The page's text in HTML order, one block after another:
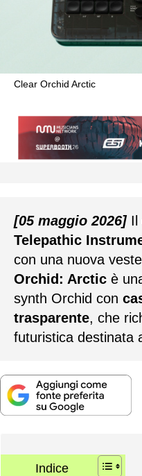
Clear Orchid Arctic
[05 maggio 2026] Il
Telepathic
con una nuova
Orchid: Arctic è
synth Orchid con
trasparente, che
futuristica destinata
Indice